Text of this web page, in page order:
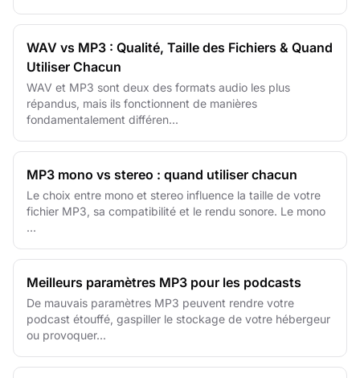
WAV vs MP3 : Qualité, Taille des Fichiers & Quand
Utiliser Chacun
WAV et MP3 sont deux des formats audio les plus
répandus, mais ils fonctionnent de manières
fondamentalement différen...
MP3 mono vs stereo : quand utiliser chacun
Le choix entre mono et stereo influence la taille de votre
fichier MP3, sa compatibilité et le rendu sonore. Le mono
...
Meilleurs paramètres MP3 pour les podcasts
De mauvais paramètres MP3 peuvent rendre votre
podcast étouffé, gaspiller le stockage de votre hébergeur
ou provoquer...